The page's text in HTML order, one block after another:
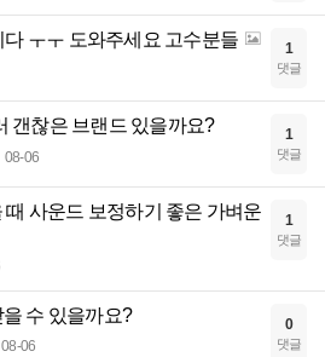
ㅜㅜ 도와주세요 고수분들 1
댓글
갠찮은 브랜드 있을까요?
08-06
1
댓글
때 사운드 보정하기 좋은 가벼운
1
댓글
수 있을까요?
08-06
0
댓글